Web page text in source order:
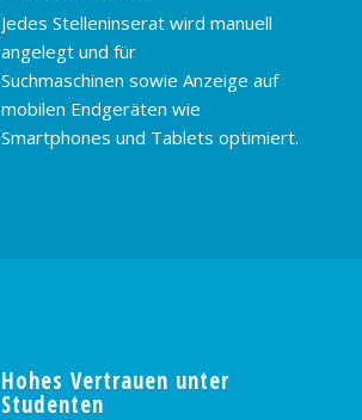
Jedes Stelleninserat wird manuell
angelegt und für
Suchmaschinen sowie Anzeige auf
mobilen Endgeräten wie
Smartphones und Tablets optimiert.
Hohes Vertrauen unter
Studenten